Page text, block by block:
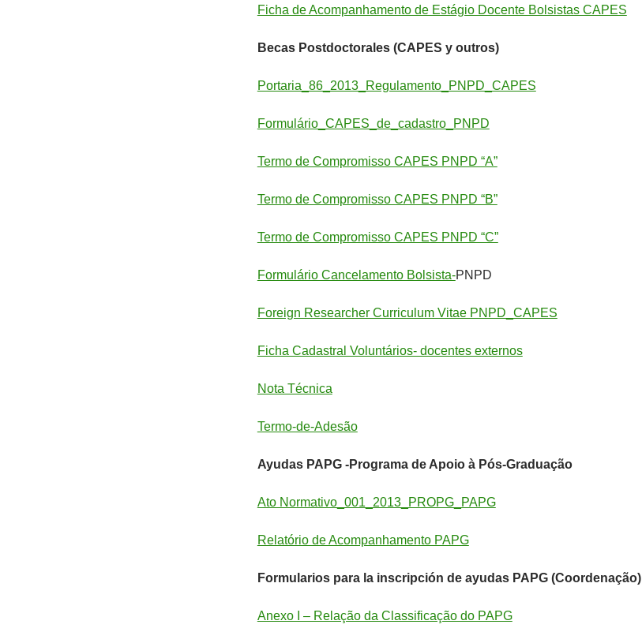
Ficha de Acompanhamento de Estágio Docente Bolsistas CAPES
Becas Postdoctorales (CAPES y outros)
Portaria_86_2013_Regulamento_PNPD_CAPES
Formulário_CAPES_de_cadastro_PNPD
Termo de Compromisso CAPES PNPD “A”
Termo de Compromisso CAPES PNPD “B”
Termo de Compromisso CAPES PNPD “C”
Formulário Cancelamento Bolsista-PNPD
Foreign Researcher Curriculum Vitae PNPD_CAPES
Ficha Cadastral Voluntários- docentes externos
Nota Técnica
Termo-de-Adesão
Ayudas PAPG -Programa de Apoio à Pós-Graduação
Ato Normativo_001_2013_PROPG_PAPG
Relatório de Acompanhamento PAPG
Formularios para la inscripción de ayudas PAPG (Coordenação)
Anexo I – Relação da Classificação do PAPG